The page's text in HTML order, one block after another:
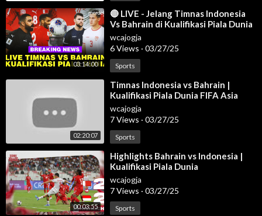
03:14:00
⁣🔴 LIVE - Jelang Timnas Indonesia
Vs Bahrain di Kualifikasi Piala Dunia
2026
wcajogja
6 Views · 03/27/25
Sports
02:20:07
⁣Timnas Indonesia vs Bahrain |
Kualifikasi Piala Dunia FIFA Asia
2026 | Watch Along & eFootball M
wcajogja
7 Views · 03/27/25
Sports
00:03:55
⁣Highlights Bahrain vs Indonesia |
Kualifikasi Piala Dunia
wcajogja
7 Views · 03/27/25
Sports